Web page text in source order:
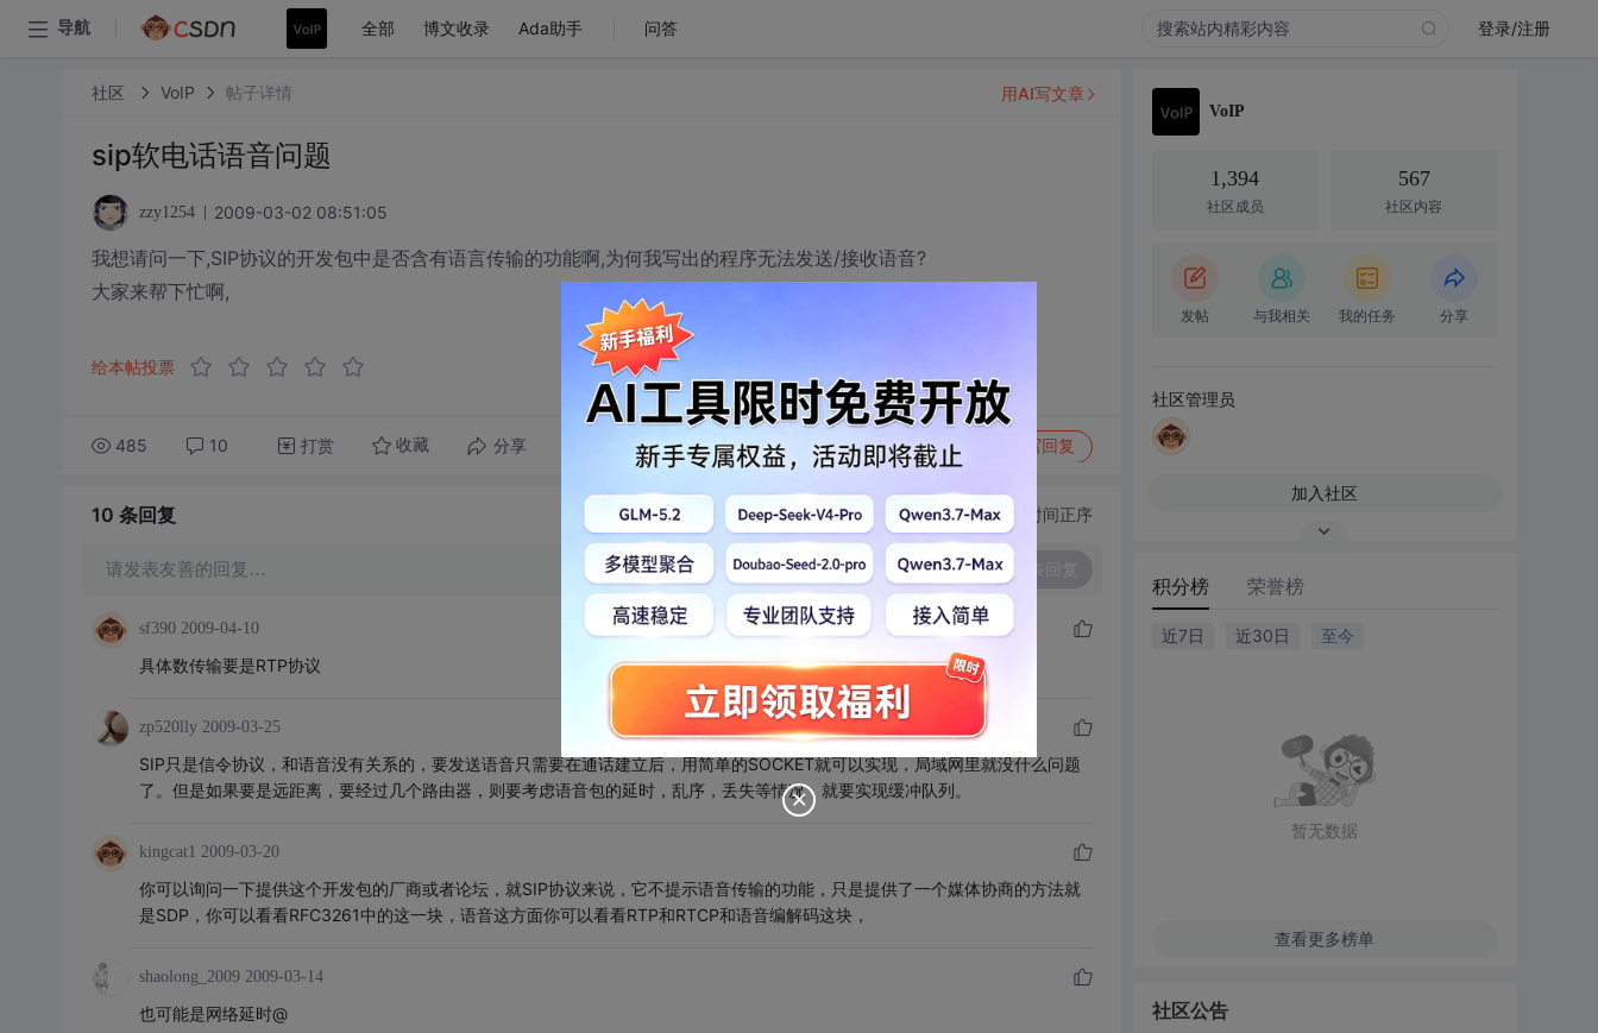
导航 全部 博文收录 Ada助手 问答 登录/注册
社区 VoIP 帖子详情
sip软电话语音问题
zzy1254 2009-03-02 08:51:05
我想请问一下,SIP协议的开发包中是否含有语言传输的功能啊,为何我写出的程序无法发送/接收语音?
大家来帮下忙啊,
给本帖投票
485 10 打赏 收藏 分享 转发到动态 举报 写回复
用AI写文章
10 条回复 切换为时间正序
请发表友善的回复…
sf390 2009-04-10
具体数传输要是RTP协议
zp520lly 2009-03-25
SIP只是信令协议，和语音没有关系的，要发送语音只需要在通话建立后，用简单的SOCKET就可以实现，局域网里就没什么问题
了。但是如果要是远距离，要经过几个路由器，则要考虑语音包的延时，乱序，丢失等情况，就要实现缓冲队列。
kingcat1 2009-03-20
你可以询问一下提供这个开发包的厂商或者论坛，就SIP协议来说，它不提示语音传输的功能，只是提供了一个媒体协商的方法就
是SDP，你可以看看RFC3261中的这一块，语音这方面你可以看看RTP和RTCP和语音编解码这块，
shaolong_2009 2009-03-14
也可能是网络延时@
VoIP
1,394
社区成员
567
社区内容
发帖 与我相关 我的任务 分享
社区管理员
加入社区
积分榜 荣誉榜
近7日 近30日 至今
暂无数据
查看更多榜单
社区公告